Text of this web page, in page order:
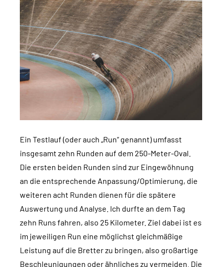
Ein Testlauf (oder auch „Run“ genannt) umfasst
insgesamt zehn Runden auf dem 250-Meter-Oval.
Die ersten beiden Runden sind zur Eingewöhnung
an die entsprechende Anpassung/Optimierung, die
weiteren acht Runden dienen für die spätere
Auswertung und Analyse. Ich durfte an dem Tag
zehn Runs fahren, also 25 Kilometer. Ziel dabei ist es
im jeweiligen Run eine möglichst gleichmäßige
Leistung auf die Bretter zu bringen, also großartige
Beschleunigungen oder ähnliches zu vermeiden. Die